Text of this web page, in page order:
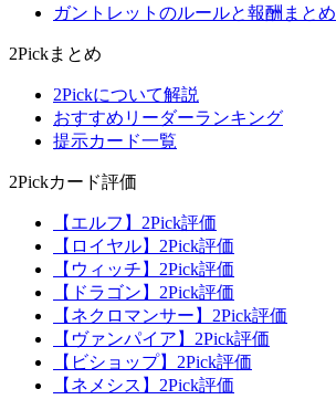
ガントレットのルールと報酬まとめ
2Pickまとめ
2Pickについて解説
おすすめリーダーランキング
提示カード一覧
2Pickカード評価
【エルフ】2Pick評価
【ロイヤル】2Pick評価
【ウィッチ】2Pick評価
【ドラゴン】2Pick評価
【ネクロマンサー】2Pick評価
【ヴァンパイア】2Pick評価
【ビショップ】2Pick評価
【ネメシス】2Pick評価